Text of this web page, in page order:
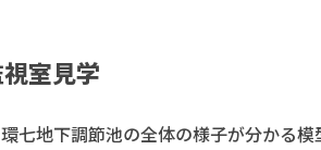
室見学
七地下調節池の全体の様子が分かる